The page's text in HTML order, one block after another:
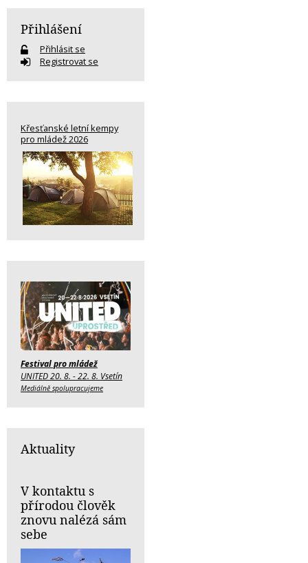
Přihlášení
Přihlásit se
Registrovat se
Křesťanské letní kempy
pro mládež 2026
Festival pro mládež
UNITED 20. 8. - 22. 8. Vsetín
Mediálně spolupracujeme
Aktuality
V kontaktu s
přírodou člověk
znovu nalézá sám
sebe